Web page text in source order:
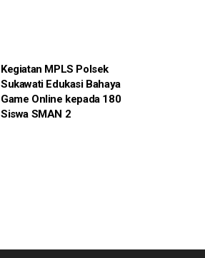
Kegiatan MPLS Polsek
Sukawati Edukasi Bahaya
Game Online kepada 180
Siswa SMAN 2